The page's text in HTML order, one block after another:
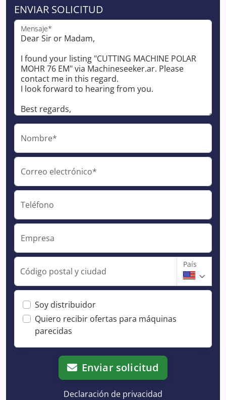
ENVIAR SOLICITUD
Mensaje*
Nombre*
Correo electrónico*
Teléfono
Empresa
Código postal y ciudad
País
Soy distribuidor
Quiero recibir ofertas para máquinas
parecidas
Enviar solicitud
Declaración de privacidad